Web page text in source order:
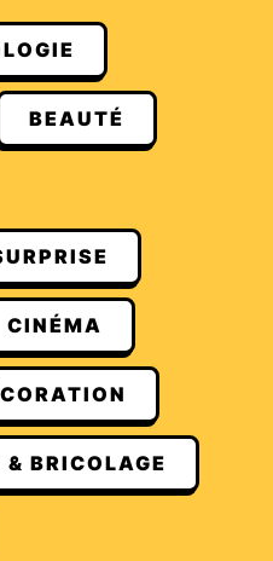
BEAUTÉ
CINÉMA
& BRICOLAGE